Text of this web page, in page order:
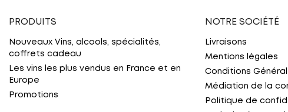
PRODUITS
Nouveaux Vins, alcools, spécialités,
coffrets cadeau
Les vins les plus vendus en France et en
Europe
Promotions
NOTRE SOCIÉTÉ
Livraisons
Mentions légales
Conditions
Médiation de la
Politique de